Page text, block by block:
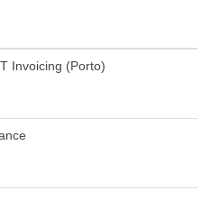
Invoicing (Porto)